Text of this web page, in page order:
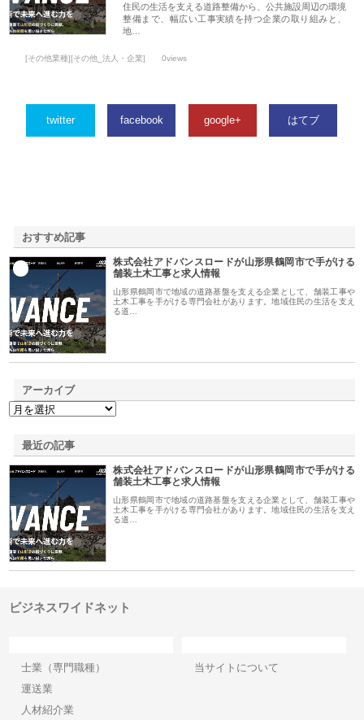
住民の生活を支える道路整備から、公共施設周辺の環境
整備まで、幅広い工事実績を持つ企業の取り組みと、
地…
[その他業種][その他_法人・企業] 0views
twitter facebook google+ はてブ
おすすめ記事
株式会社アドバンスロードが山形県鶴岡市で手がける
舗装土木工事と求人情報
山形県鶴岡市で地域の道路基盤を支える企業として、舗装工事や
土木工事を手がける専門会社があります。地域住民の生活を支え
る道…
アーカイブ
最近の記事
株式会社アドバンスロードが山形県鶴岡市で手がける
舗装土木工事と求人情報
山形県鶴岡市で地域の道路基盤を支える企業として、舗装工事や
土木工事を手がける専門会社があります。地域住民の生活を支え
る道…
ビジネスワイドネット
士業（専門職種）
運送業
人材紹介業
当サイトについて